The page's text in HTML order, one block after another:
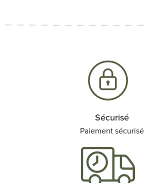
Sécurisé
Paiement sécurisé